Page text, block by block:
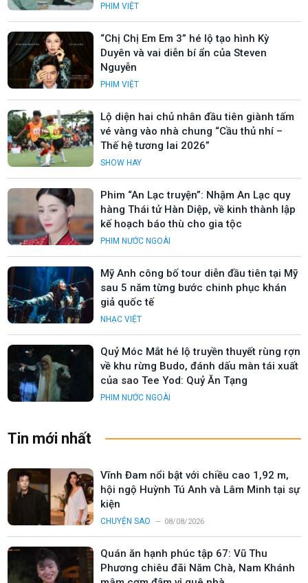
PHIM VIỆT
“Chị Chị Em Em 3” hé lộ tạo hình Kỳ
Duyên và vai diễn bí ẩn của Steven
Nguyễn
PHIM VIỆT
Lộ diện hai chủ nhân đầu tiên giành tấm
vé vàng vào nhà chung “Cầu thủ nhí –
Thế hệ tương lai 2026”
SHOW HAY
Phim “An Lạc truyện”: Nhậm An Lạc quy
hàng Thái tử Hàn Diệp, về kinh thành lập
kế hoạch báo thù cho gia tộc
PHIM NƯỚC NGOÀI
Mỹ Anh công bố tour diễn đầu tiên tại Mỹ
sau 5 năm từng bước chinh phục khán
giả quốc tế
NHẠC VIỆT
Quỷ Móc Mắt hé lộ truyền thuyết rùng rợn
về khu rừng Budo, đánh dấu màn tái xuất
của sao Tee Yod: Quỷ Ăn Tạng
PHIM NƯỚC NGOÀI
Tin mới nhất
Vĩnh Đam nổi bật với chiều cao 1,92 m,
hội ngộ Huỳnh Tú Anh và Lâm Minh tại sự
kiện
CHUYỆN SAO 08/08/2026
Quán ăn hạnh phúc tập 67: Vũ Thu
Phương chiêu đãi Năm Chà, Nam Khánh